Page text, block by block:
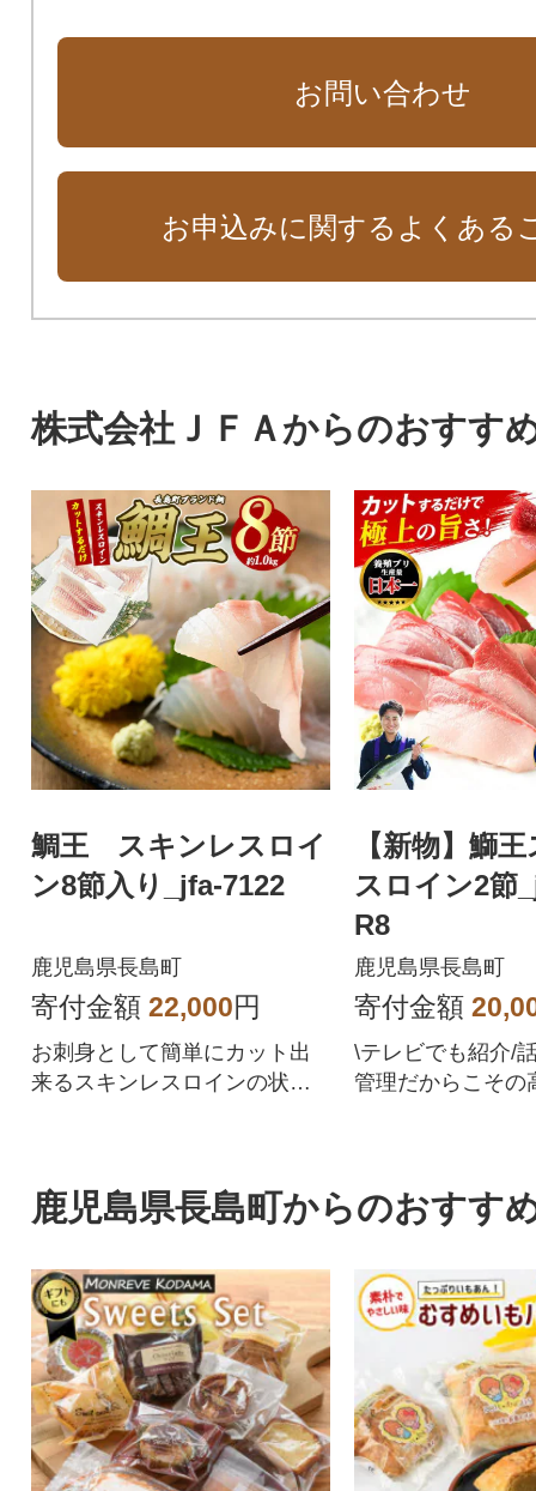
お問い合わせ
お申込みに関するよくある
株式会社ＪＦＡからのおすす
鯛王 スキンレスロイ
ン8節入り_jfa-7122
鹿児島県長島町
寄付金額 22,000円
お刺身として簡単にカット出
来るスキンレスロインの状態
【新物】鰤
スロイン2節
R8
鹿児島県長島町
寄付金額
\テレビでも紹介/
管理だからこその
鹿児島県長島町からのおすす